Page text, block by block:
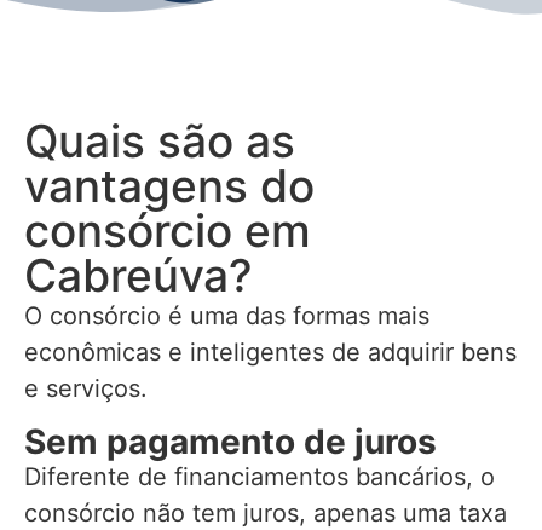
Quais são as
vantagens do
consórcio em
Cabreúva?
O consórcio é uma das formas mais
econômicas e inteligentes de adquirir bens
e serviços.
Sem pagamento de juros
Diferente de financiamentos bancários, o
consórcio não tem juros, apenas uma taxa